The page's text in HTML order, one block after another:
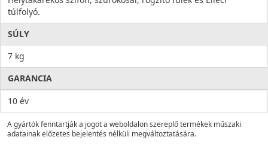
túlfolyó.
SÚLY
7 kg
GARANCIA
10 év
A gyártók fenntartják a jogot a weboldalon szereplő termékek műszaki
adatainak előzetes bejelentés nélküli megváltoztatására.